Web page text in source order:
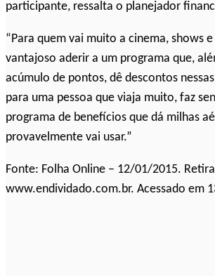
participante, ressalta o planejador
“Para quem vai muito a cinema, shows
vantajoso aderir a um programa que,
acúmulo de pontos, dê descontos
para uma pessoa que viaja muito, faz
programa de benefícios que dá milhas
provavelmente vai usar.”
Fonte: Folha Online – 12/01/2015.
www.endividado.com.br. Acessado em